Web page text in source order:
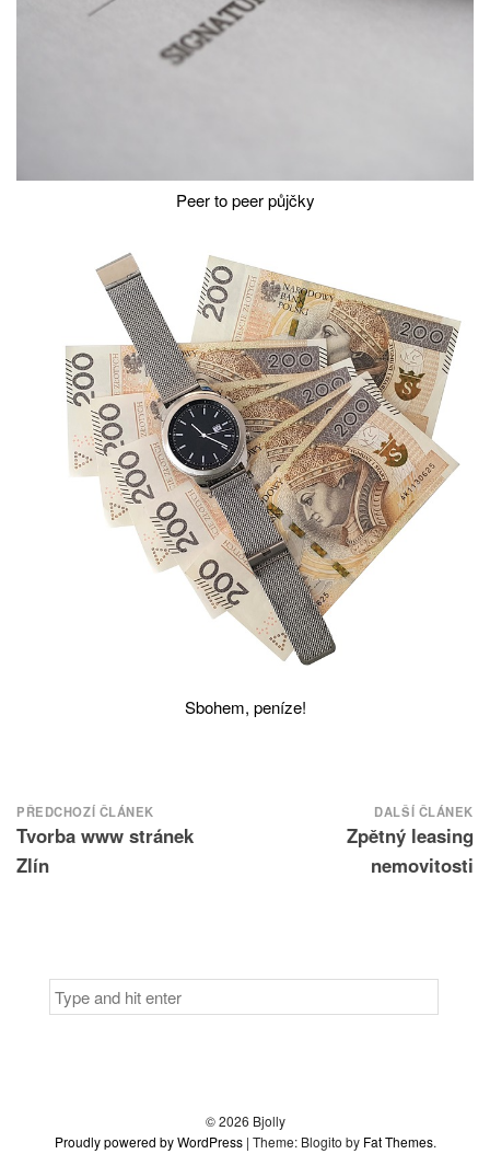
Peer to peer půjčky
Sbohem, peníze!
Navigace
pro
příspěvek
PŘEDCHOZÍ ČLÁNEK
Tvorba www stránek
Zlín
DALŠÍ ČLÁNEK
Zpětný leasing
nemovitosti
Search
for:
© 2026 Bjolly
Proudly powered by WordPress| Theme: Blogito by Fat Themes.